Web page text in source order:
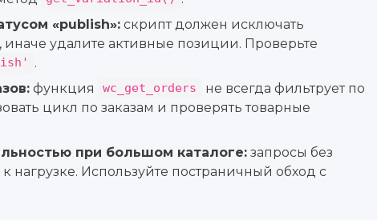
«publish»: скрипт должен исключать
удалите активные позиции. Проверьте
.
функция wc_get_orders
не всегда фильтрует по
цикл по заказам и проверять товарные
при большом каталоге: запросы без
нагрузке. Используйте постраничный обход с